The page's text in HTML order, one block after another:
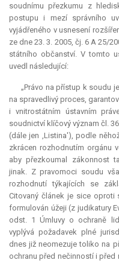
soudnímu přezkumu z
postupu i mezí správního
vyjádřeného v usnesení
ze dne 23. 3. 2005, čj. 6 A 25/
státního občanství. V tomto
uvedl následující:
„Právo na přístup k soudu
na spravedlivý proces,
i vnitrostátním ústavním
soudnictví klíčový význam čl.
(dále jen ,Listina'), podle
zkrácen rozhodnutím orgánu
aby přezkoumal zákonnost
jinak. Z pravomoci soudu
rozhodnutí týkajících se
Citovaný článek je sice oproti
formulován úžeji (z judikatury
odst. 1 Úmluvy o ochraně
vyplývá požadavek plné
dnes již neomezuje toliko na
ochranu před nečinností i